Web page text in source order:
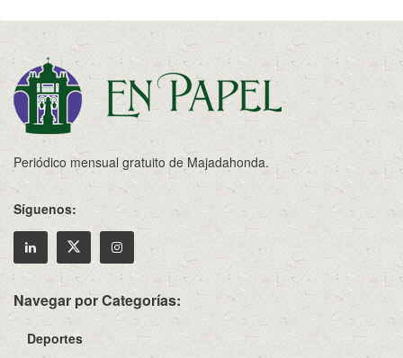
Periódico mensual gratuito de Majadahonda.
Síguenos:
Navegar por Categorías:
Deportes